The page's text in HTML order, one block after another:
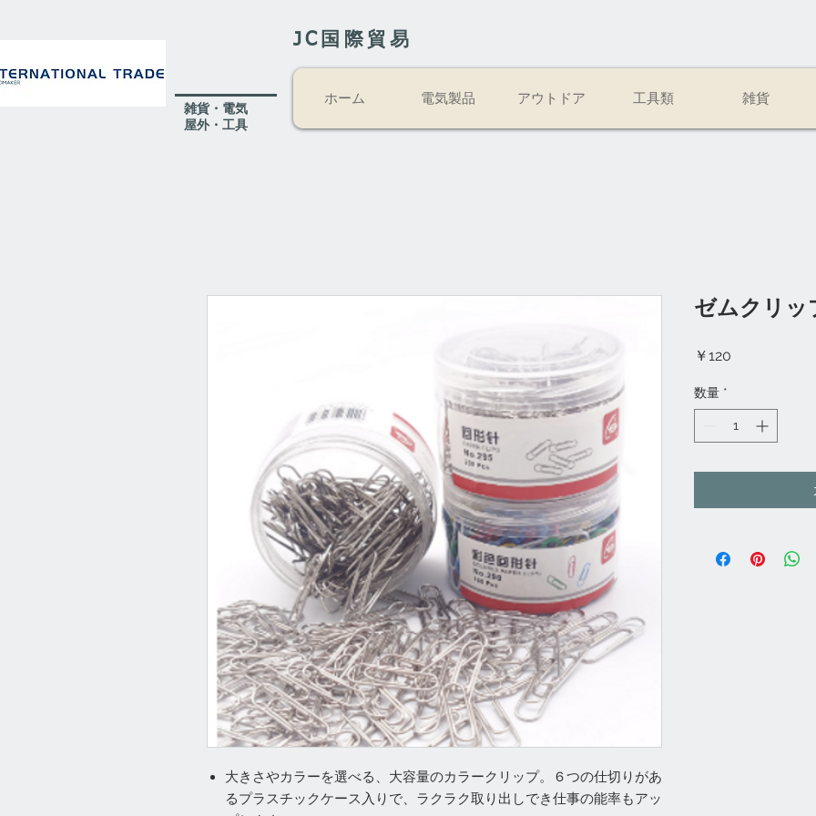
JC国際貿易
​雑貨・電気
​屋外・工具
ホーム 電気製品 アウトドア 工具類 雑貨
大きさやカラーを選べる、大容量のカラークリップ。６つの仕切りがあ
るプラスチックケース入りで、ラクラク取り出しでき仕事の能率もアッ
ゼムクリッ
￥120
数量 *